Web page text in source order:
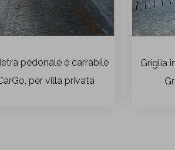
pedonale e carrabile
per villa privata
Griglia